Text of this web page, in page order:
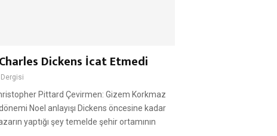
Dickens İcat Etmedi
Pittard Çevirmen: Gizem Korkmaz
Noel anlayışı Dickens öncesine kadar
yaptığı şey temelde şehir ortamının